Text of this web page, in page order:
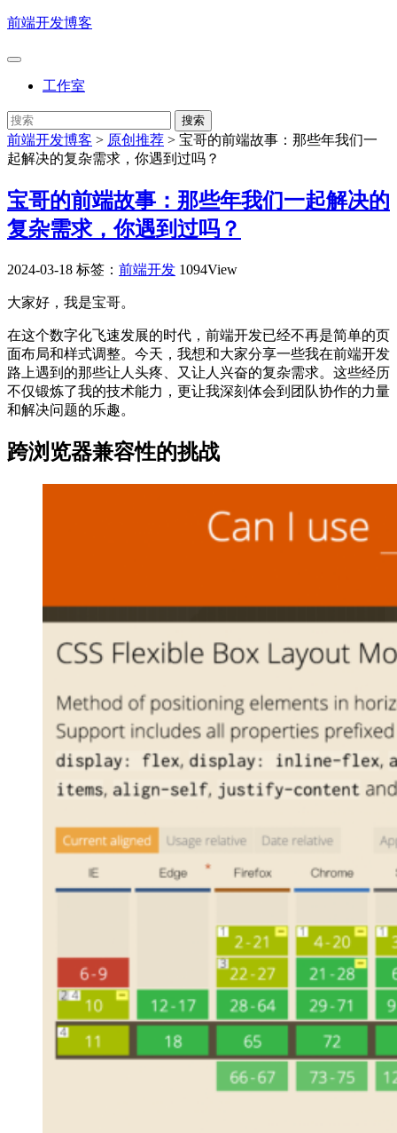
前端开发博客
工作室
前端开发博客 > 原创推荐 > 宝哥的前端故事：那些年我们一
起解决的复杂需求，你遇到过吗？
宝哥的前端故事：那些年我们一起解决的
复杂需求，你遇到过吗？
2024-03-18 标签： 前端开发 1094View
大家好，我是宝哥。
在这个数字化飞速发展的时代，前端开发已经不再是简单的页
面布局和样式调整。今天，我想和大家分享一些我在前端开发
路上遇到的那些让人头疼、又让人兴奋的复杂需求。这些经历
不仅锻炼了我的技术能力，更让我深刻体会到团队协作的力量
和解决问题的乐趣。
跨浏览器兼容性的挑战